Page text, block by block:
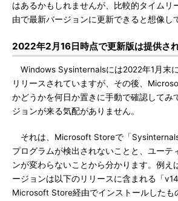
はあるかもしれませんが、比較的タイム
由で最新バージョンに更新できると想像し
2022年2月16日時点で更新版は提供さ
Windows Sysinternalsには2022年1月末
リリースされていますが、その後、
かどうかを何日か置きに手動で確認してみ
ジョンが来る気配がありません。
それは、Microsoft Storeで「
プログラムが検出されないことと、ユーテ
ンが変わらないことから分かります。例え
ージョンは以下のリリースに含まれる「
Microsoft Store経由でインストールしたも